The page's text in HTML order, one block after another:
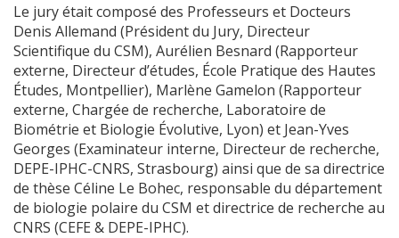
Le jury était composé des Professeurs et Docteurs
Denis Allemand (Président du Jury, Directeur
Scientifique du CSM), Aurélien Besnard (Rapporteur
externe, Directeur d’études, École Pratique des Hautes
Études, Montpellier), Marlène Gamelon (Rapporteur
externe, Chargée de recherche, Laboratoire de
Biométrie et Biologie Évolutive, Lyon) et Jean-Yves
Georges (Examinateur interne, Directeur de recherche,
DEPE-IPHC-CNRS, Strasbourg) ainsi que de sa directrice
de thèse Céline Le Bohec, responsable du département
de biologie polaire du CSM et directrice de recherche au
CNRS (CEFE & DEPE-IPHC).